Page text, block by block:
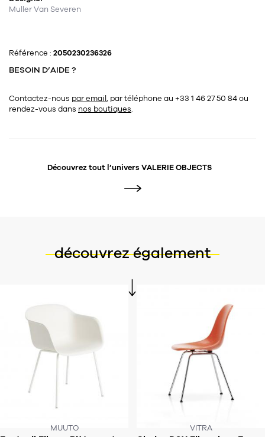
Muller Van Severen
Référence : 2050230236326
BESOIN D’AIDE ?
Contactez-nous par email, par téléphone au +33 1 46 27 50 84ou
rendez-vous dans nos boutiques.
Découvrez tout l’univers VALERIE OBJECTS
découvrez également
MUUTO VITRA